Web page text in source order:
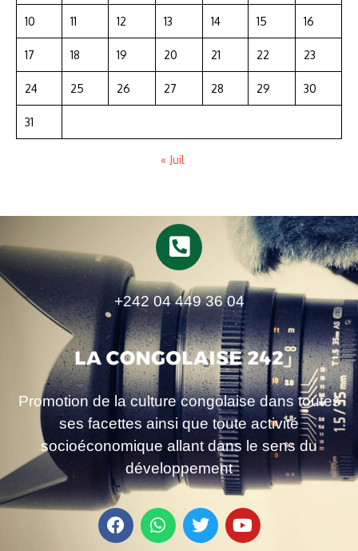
10 11 12 13 14 15 16
17 18 19 20 21 22 23
24 25 26 27 28 29 30
31
« Juil
+242 04 449 36 04
Promotion de la culture congolaise dans toutes
ses facettes ainsi que toute activité
socioéconomique allant dans le sens du
développement